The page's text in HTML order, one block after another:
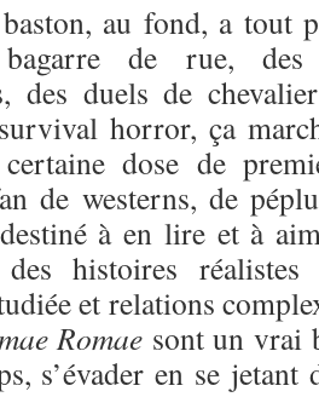
au fond, a tout
de rue, des
des duels de
horror, ça
certaine dose de
de westerns, de
à en lire et à
histoires
et relations
Romae sont un vrai
s’évader en se jetant